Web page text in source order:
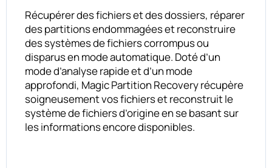
Récupérer des fichiers et des dossiers, réparer
des partitions endommagées et reconstruire
des systèmes de fichiers corrompus ou
disparus en mode automatique. Doté d’un
mode d’analyse rapide et d’un mode
approfondi, Magic Partition Recovery récupère
soigneusement vos fichiers et reconstruit le
système de fichiers d’origine en se basant sur
les informations encore disponibles.